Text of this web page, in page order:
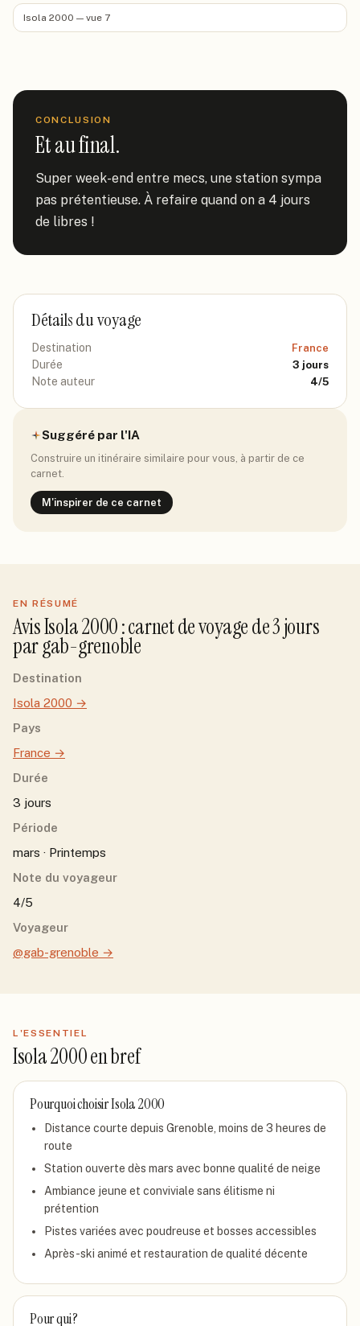
Isola 2000 — vue 7
CONCLUSION
Et au final.
Super week-end entre mecs, une station sympa
pas prétentieuse. À refaire quand on a 4 jours
de libres !
Détails du voyage
Destination France
Durée 3 jours
Note auteur 4/5
Suggéré par l'IA
Construire un itinéraire similaire pour vous, à partir de ce
carnet.
M'inspirer de ce carnet
EN RÉSUMÉ
AvisIsola 2000: carnet de voyage de3jours
pargab-grenoble
Destination
Isola 2000 →
Pays
France →
Durée
3 jours
Période
mars · Printemps
Note du voyageur
4/5
Voyageur
@gab-grenoble →
L'ESSENTIEL
Isola 2000en bref
Pourquoi choisirIsola 2000
Distance courte depuis Grenoble, moins de 3 heures de
route
Station ouverte dès mars avec bonne qualité de neige
Ambiance jeune et conviviale sans élitisme ni
prétention
Pistes variées avec poudreuse et bosses accessibles
Après-ski animé et restauration de qualité décente
Pour qui ?